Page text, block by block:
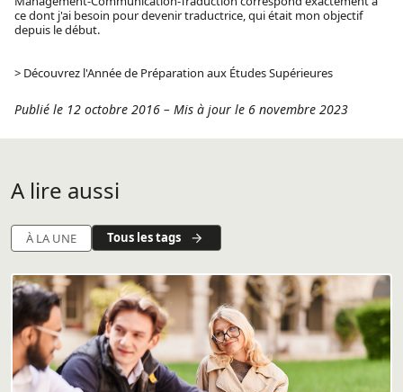
ce dont j'ai besoin pour devenir traductrice, qui était mon objectif
depuis le début.
> Découvrez l'Année de Préparation aux Études Supérieures
Publié le 12 octobre 2016 – Mis à jour le 6 novembre 2023
A lire aussi
À LA UNE Tous les tags